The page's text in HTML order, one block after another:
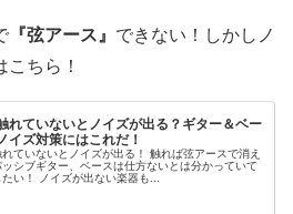
『弦アース』 できない！しかしノ
ちら！
れていないとノイズが出る？ギター＆ベー
イズ対策にはこれだ！
ていないとノイズが出る！ 触れば弦アースで消え
ッシブギター、ベースは仕方ないとは分かっていて
たい！ ノイズが出ない楽器も...